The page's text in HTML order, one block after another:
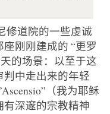
修道院的一些虔诚
刚刚建成的 “更罗
的场景：以至于这
中走出来的年轻
（我为耶稣
深邃的宗教精神